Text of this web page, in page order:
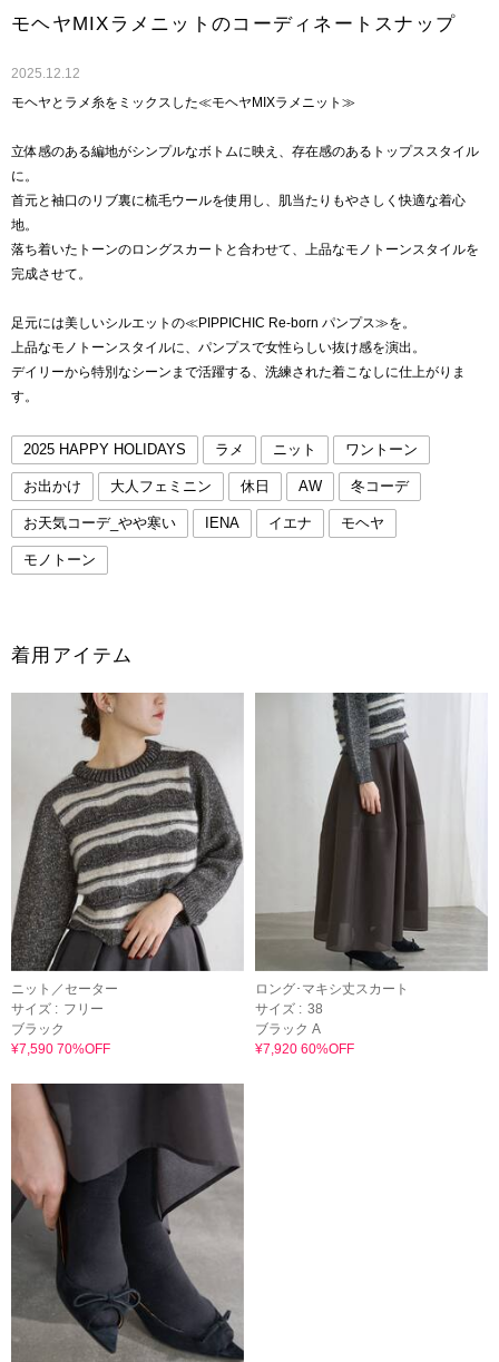
モヘヤMIXラメニットのコーディネートスナップ
2025.12.12
モヘヤとラメ糸をミックスした≪モヘヤMIXラメニット≫
立体感のある編地がシンプルなボトムに映え、存在感のあるトップススタイル
に。
首元と袖口のリブ裏に梳毛ウールを使用し、肌当たりもやさしく快適な着心
地。
落ち着いたトーンのロングスカートと合わせて、上品なモノトーンスタイルを
完成させて。
足元には美しいシルエットの≪PIPPICHIC Re-born パンプス≫を。
上品なモノトーンスタイルに、パンプスで女性らしい抜け感を演出。
デイリーから特別なシーンまで活躍する、洗練された着こなしに仕上がりま
す。
2025 HAPPY HOLIDAYS ラメ ニット ワントーン
お出かけ 大人フェミニン 休日 AW 冬コーデ
お天気コーデ_やや寒い IENA イエナ モヘヤ
モノトーン
着用アイテム
ニット／セーター
サイズ : フリー
ブラック
¥7,590 70%OFF
ロング･マキシ丈スカート
サイズ : 38
ブラック A
¥7,920 60%OFF